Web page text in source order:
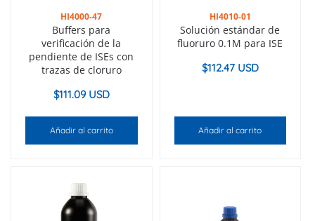
HI4000-47
Buffers para
verificación de la
pendiente de ISEs con
trazas de cloruro
$111.09 USD
Añadir al carrito
HI4010-01
Solución estándar de
fluoruro 0.1M para ISE
$112.47 USD
Añadir al carrito